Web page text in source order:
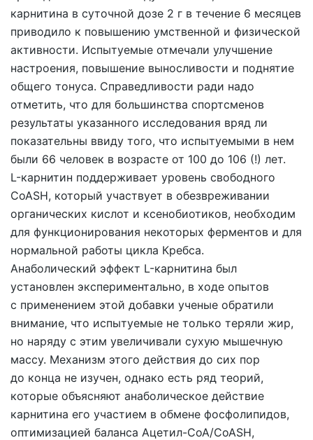
карнитина в суточной дозе 2 г в течение 6 месяцев
приводило к повышению умственной и физической
активности. Испытуемые отмечали улучшение
настроения, повышение выносливости и поднятие
общего тонуса. Справедливости ради надо
отметить, что для большинства спортсменов
результаты указанного исследования вряд ли
показательны ввиду того, что испытуемыми в нем
были 66 человек в возрасте от 100 до 106 (!) лет.
L-карнитин поддерживает уровень свободного
CoASH, который участвует в обезвреживании
органических кислот и ксенобиотиков, необходим
для функционирования некоторых ферментов и для
нормальной работы цикла Кребса.
Анаболический эффект L-карнитина был
установлен экспериментально, в ходе опытов
с применением этой добавки ученые обратили
внимание, что испытуемые не только теряли жир,
но наряду с этим увеличивали сухую мышечную
массу. Механизм этого действия до сих пор
до конца не изучен, однако есть ряд теорий,
которые объясняют анаболическое действие
карнитина его участием в обмене фосфолипидов,
оптимизацией баланса Ацетил-CoA/CoASH,